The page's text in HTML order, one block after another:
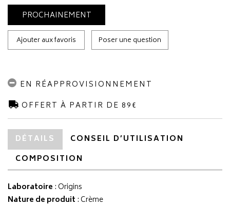
PROCHAINEMENT
Ajouter aux favoris Poser une question
EN RÉAPPROVISIONNEMENT
OFFERT À PARTIR DE 89€
DÉTAILS
CONSEIL D’UTILISATION
COMPOSITION
Laboratoire :Origins
Nature de produit : Crème